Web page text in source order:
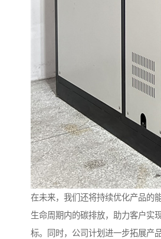
在未来，我们还将持续优化产品的
生命周期内的碳排放，助力客户实
标。同时，公司计划进一步拓展产